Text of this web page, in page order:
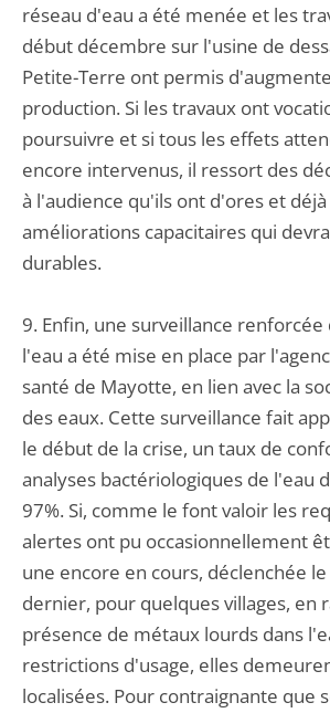
réseau d'eau a été menée et les
début décembre sur l'usine de
Petite-Terre ont permis
production. Si les travaux ont
poursuivre et si tous les effets
encore intervenus, il ressort des
à l'audience qu'ils ont d'ores et
améliorations capacitaires qui
durables.
9. Enfin, une surveillance renforcée
l'eau a été mise en place par
santé de Mayotte, en lien avec la
des eaux. Cette surveillance fait
le début de la crise, un taux de
analyses bactériologiques de l'eau
97%. Si, comme le font valoir les
alertes ont pu occasionnellement
une encore en cours, déclenchée
dernier, pour quelques villages, en
présence de métaux lourds dans
restrictions d'usage, elles
localisées. Pour contraignante que